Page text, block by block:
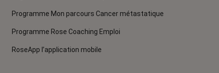
Programme Mon parcours Cancer métastatique
Programme Rose Coaching Emploi
RoseApp l’application mobile